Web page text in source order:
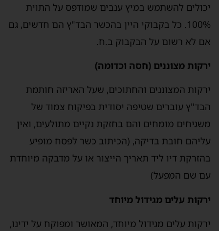
יכולים להשתמש במיץ ענבים שמודפס על התוית
100%. כל בקבוקי היין בהכשר הבד"ץ הם חדשים, גם
אם לא רשום על הבקבוק ב.ח.
ירקות מצוננים (חסה וכדומה)
ירקות המצוננים והחתוכים, שעל האריזה חותמת
הבד"ץ עוברים שטיפה יסודית בפיקוח צמוד של
משגיחים מומחים והם בחזקת נקיים מתולעים, ואין
עליהם חובת בדיקה, (הכיתוב כשר לפסח מופיע
בהזרקת דיו ליד תאריך הייצור או על מדבקה מיוחדת
עם שם המפעל)
ירקות עלים מגידול מיוחד
ירקות עלים מגידול מיוחד, המאושר ומפוקח על ידינו,